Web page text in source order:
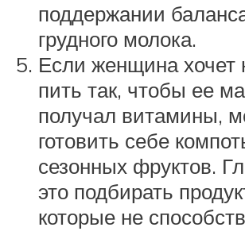
поддержании
грудного молока.
Если женщина хочет
пить так, чтобы ее
получал витамины,
готовить себе
сезонных фруктов.
это подбирать
которые не